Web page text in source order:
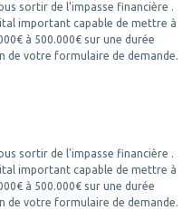
sortir de l'impasse financière .
important capable de mettre à
à 500.000€ sur une durée
de votre formulaire de demande.
sortir de l'impasse financière .
important capable de mettre à
à 500.000€ sur une durée
de votre formulaire de demande.